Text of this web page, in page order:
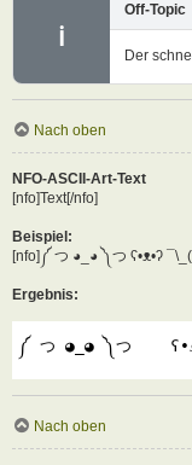
ℹ
Off-Topic
Der
Nach oben
NFO-ASCII-Art-Text
[nfo]Text[/nfo]
Beispiel:
[nfo]༼ つ ◕_◕ ༽つ ʕ•ᴥ•ʔ
Ergebnis:
༼ つ ◕_◕ ༽つ
Nach oben